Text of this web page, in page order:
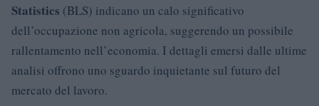
Statistics (BLS) indicano un calo significativo
dell’occupazione non agricola, suggerendo un possibile
rallentamento nell’economia. I dettagli emersi dalle ultime
analisi offrono uno sguardo inquietante sul futuro del
mercato del lavoro.